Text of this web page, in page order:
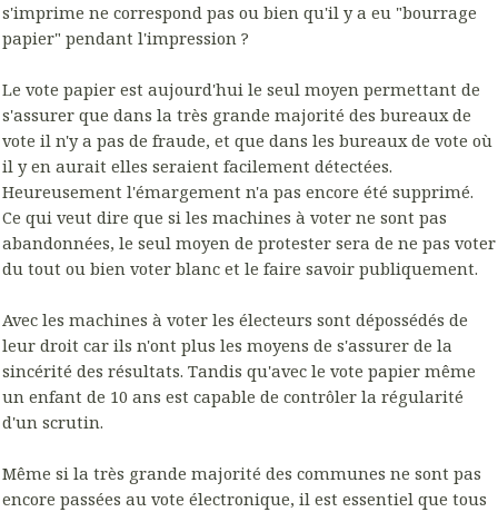
s'imprime ne correspond pas ou bien qu'il y a eu "bourrage
papier" pendant l'impression ?
Le vote papier est aujourd'hui le seul moyen permettant de
s'assurer que dans la très grande majorité des bureaux de
vote il n'y a pas de fraude, et que dans les bureaux de vote où
il y en aurait elles seraient facilement détectées.
Heureusement l'émargement n'a pas encore été supprimé.
Ce qui veut dire que si les machines à voter ne sont pas
abandonnées, le seul moyen de protester sera de ne pas voter
du tout ou bien voter blanc et le faire savoir publiquement.
Avec les machines à voter les électeurs sont dépossédés de
leur droit car ils n'ont plus les moyens de s'assurer de la
sincérité des résultats. Tandis qu'avec le vote papier même
un enfant de 10 ans est capable de contrôler la régularité
d'un scrutin.
Même si la très grande majorité des communes ne sont pas
encore passées au vote électronique, il est essentiel que tous